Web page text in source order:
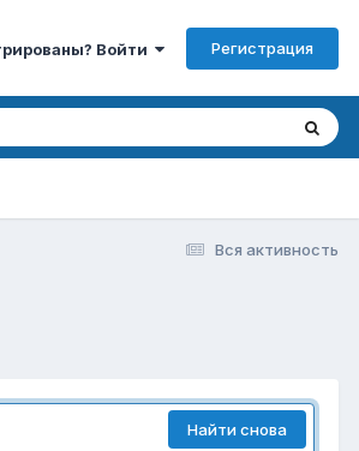
Войти Регистрация
Вся активность
Найти снова